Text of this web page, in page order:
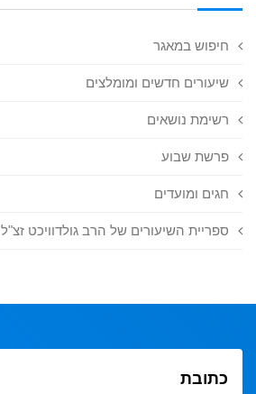
חיפוש במאגר
שיעורים חדשים ומומלצים
רשימת נושאים
פרשת שבוע
חגים ומועדים
ספריית השיעורים של הרב גולדוויכט זצ"ל
כתובת